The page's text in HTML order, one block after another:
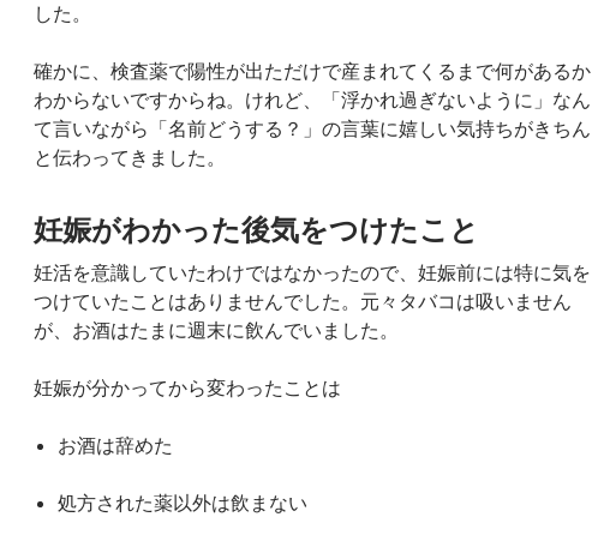
した。
確かに、検査薬で陽性が出ただけで産まれてくるまで何があるか
わからないですからね。けれど、「浮かれ過ぎないように」なん
て言いながら「名前どうする？」の言葉に嬉しい気持ちがきちん
と伝わってきました。
妊娠がわかった後気をつけたこと
妊活を意識していたわけではなかったので、妊娠前には特に気を
つけていたことはありませんでした。元々タバコは吸いません
が、お酒はたまに週末に飲んでいました。
妊娠が分かってから変わったことは
お酒は辞めた
処方された薬以外は飲まない